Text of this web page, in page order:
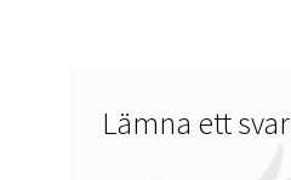
Lämna ett svar